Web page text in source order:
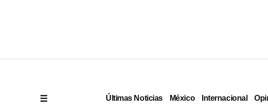
Últimas Noticias México Internacional